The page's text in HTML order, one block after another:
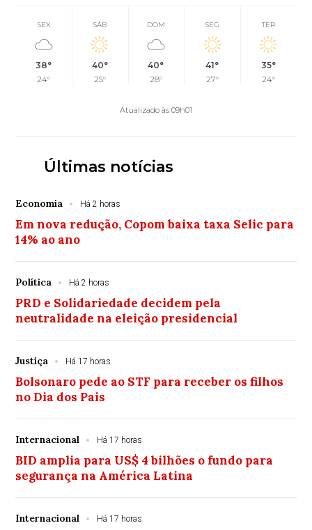
SEX
38°
24°
SÁB
40°
25°
DOM
40°
28°
SEG
41°
27°
TER
35°
24°
Atualizado às 09h01
Últimas notícias
Economia Há 2 horas
Em nova redução, Copom baixa taxa Selic para
14% ao ano
Política Há 2 horas
PRD e Solidariedade decidem pela
neutralidade na eleição presidencial
Justiça Há 17 horas
Bolsonaro pede ao STF para receber os filhos
no Dia dos Pais
Internacional Há 17 horas
BID amplia para US$ 4 bilhões o fundo para
segurança na América Latina
Internacional Há 17 horas